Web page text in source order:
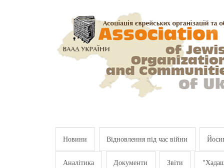
Новини Відновлення під час війни
Аналітика Документи Звіти